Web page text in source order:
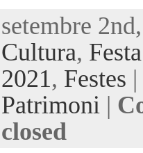
setembre
Cultura,
2021, Festes
Patrimoni|
closed